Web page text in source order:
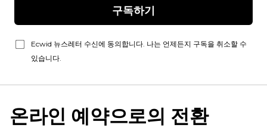
구독하기
Ecwid 뉴스레터 수신에 동의합니다. 나는 언제든지 구독을 취소할 수
있습니다.
온라인 예약으로의 전환